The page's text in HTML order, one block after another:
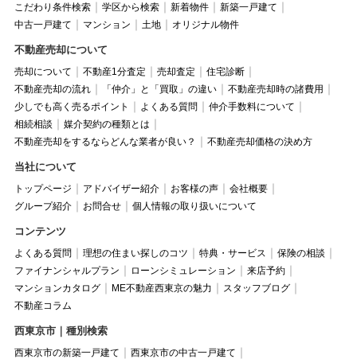
こだわり条件検索 学区から検索 新着物件
新築一戸建て
中古一戸建て
マンション 土地 オリジナル物件
不動産売却について
売却について 不動産1分査定 売却査定
住宅診断
不動産売却の流れ
「仲介」と「買取」の違い
不動産売却時の諸費用
少しでも高く売るポイント
よくある質問
仲介手数料について
相続相談
媒介契約の種類とは
不動産売却をするならどんな業者が良い？
不動産売却価格の決め方
当社について
トップページ アドバイザー紹介 お客様の声
会社概要
グループ紹介
お問合せ 個人情報の取り扱いについて
コンテンツ
よくある質問 理想の住まい探しのコツ 特典・サービス
保険の相談
ファイナンシャルプラン
ローンシミュレーション
来店予約
マンションカタログ
ME不動産西東京の魅力
スタッフブログ
不動産コラム
西東京市｜種別検索
西東京市の新築一戸建て
西東京市の中古一戸建て